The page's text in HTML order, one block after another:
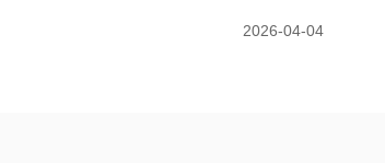
2026-04-04